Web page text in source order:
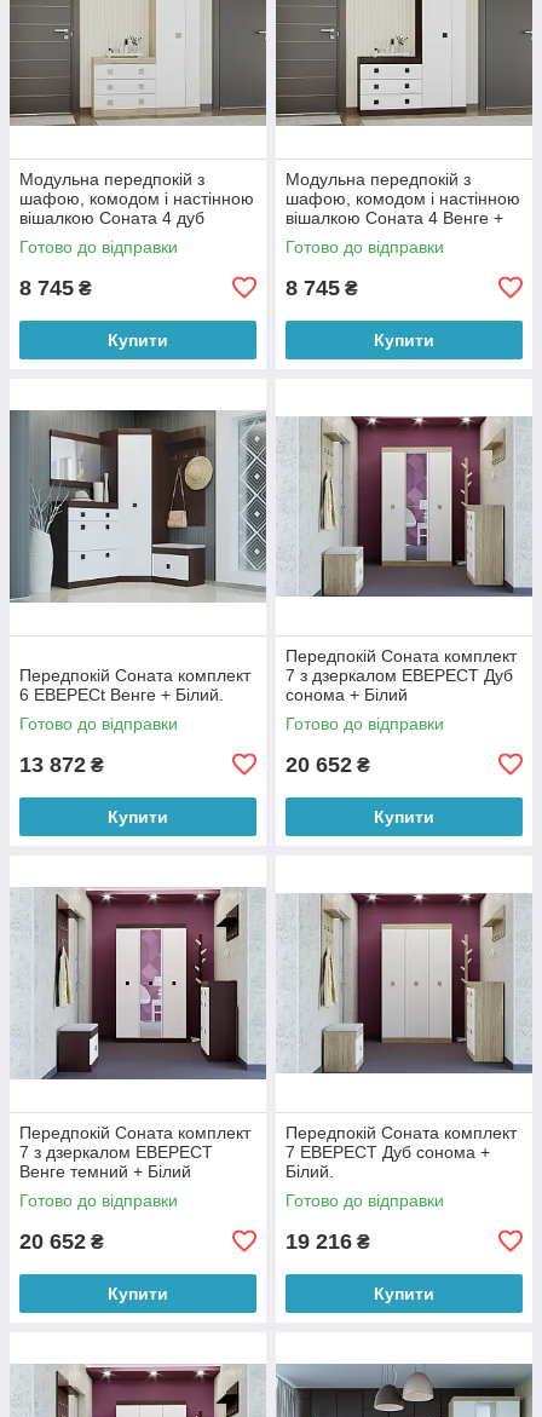
Модульна передпокій з
шафою, комодом і настінною
вішалкою Соната 4 дуб
сонома+ білий Еверест
Готово до відправки
8 745 ₴
Купити
Модульна передпокій з
шафою, комодом і настінною
вішалкою Соната 4 Венге +
Білий Еверест
Готово до відправки
8 745 ₴
Купити
Передпокій Соната комплект
6 ЕВЕРЕСt Венге + Білий.
Готово до відправки
13 872 ₴
Купити
Передпокій Соната комплект
7 з дзеркалом ЕВЕРЕСТ Дуб
сонома + Білий
Готово до відправки
20 652 ₴
Купити
Передпокій Соната комплект
7 з дзеркалом ЕВЕРЕСТ
Венге темний + Білий
Готово до відправки
20 652 ₴
Купити
Передпокій Соната комплект
7 ЕВЕРЕСТ Дуб сонома +
Білий.
Готово до відправки
19 216 ₴
Купити